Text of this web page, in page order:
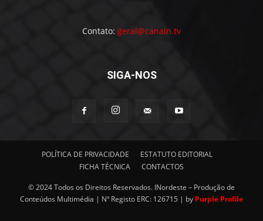
Contato: geral@canaln.tv
SIGA-NOS
POLÍTICA DE PRIVACIDADE
ESTATUTO EDITORIAL
FICHA TÉCNICA
CONTACTOS
© 2024 Todos os Direitos Reservados. INordeste – Produção de
Conteúdos Multimédia | Nª Registo ERC: 126715 | by Purple Profile